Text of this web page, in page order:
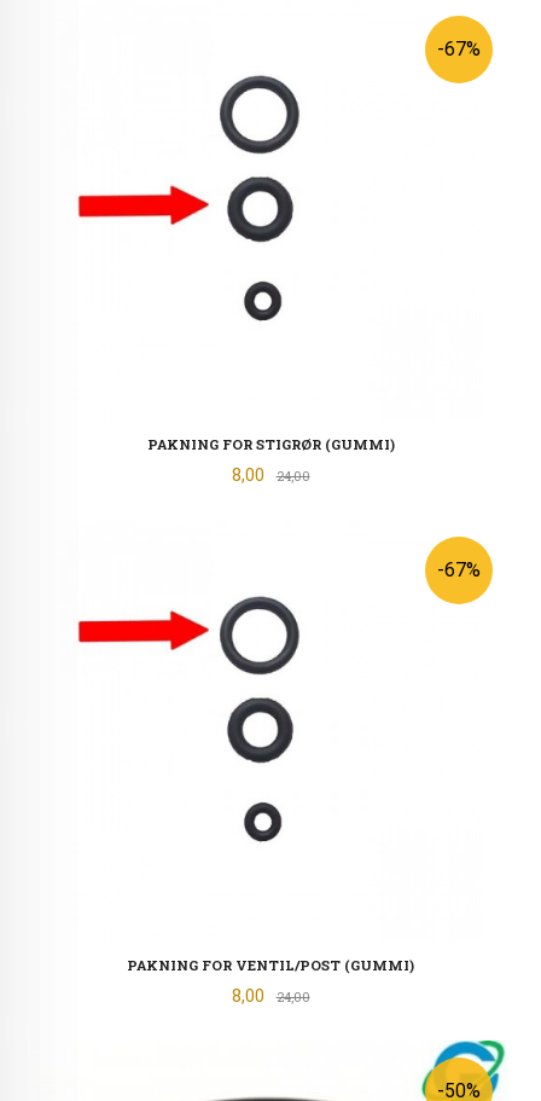
PAKNING FOR STIGRØR (GUMMI)
Tilbud
8,00 24,00Rabatt
-67%
PAKNING FOR VENTIL/POST (GUMMI)
Tilbud
8,00 24,00Rabatt
-67%
-50%